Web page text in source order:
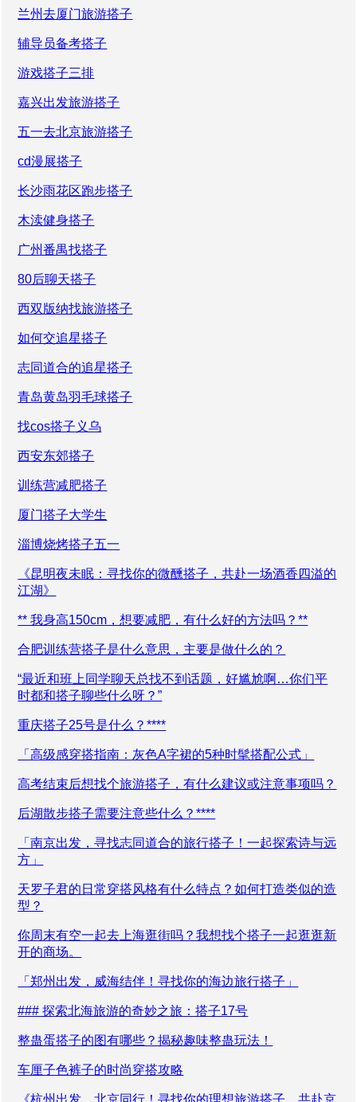
兰州去厦门旅游搭子
辅导员备考搭子
游戏搭子三排
嘉兴出发旅游搭子
五一去北京旅游搭子
cd漫展搭子
长沙雨花区跑步搭子
木渎健身搭子
广州番禺找搭子
80后聊天搭子
西双版纳找旅游搭子
如何交追星搭子
志同道合的追星搭子
青岛黄岛羽毛球搭子
找cos搭子义乌
西安东郊搭子
训练营减肥搭子
厦门搭子大学生
淄博烧烤搭子五一
《昆明夜未眠：寻找你的微醺搭子，共赴一场酒香四溢的
江湖》
** 我身高150cm，想要减肥，有什么好的方法吗？**
合肥训练营搭子是什么意思，主要是做什么的？
“最近和班上同学聊天总找不到话题，好尴尬啊…你们平
时都和搭子聊些什么呀？”
重庆搭子25号是什么？****
「高级感穿搭指南：灰色A字裙的5种时髦搭配公式」
高考结束后想找个旅游搭子，有什么建议或注意事项吗？
后湖散步搭子需要注意些什么？****
「南京出发，寻找志同道合的旅行搭子！一起探索诗与远
方」
天罗子君的日常穿搭风格有什么特点？如何打造类似的造
型？
你周末有空一起去上海逛街吗？我想找个搭子一起逛逛新
开的商场。
「郑州出发，威海结伴！寻找你的海边旅行搭子」
### 探索北海旅游的奇妙之旅：搭子17号
整蛊蛋搭子的图有哪些？揭秘趣味整蛊玩法！
车厘子色裤子的时尚穿搭攻略
《杭州出发，北京同行！寻找你的理想旅游搭子，共赴京